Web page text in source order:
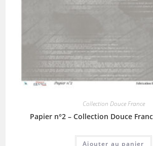
Collection Douce France
Papier n°2 – Collection Douce
Ajouter au panier